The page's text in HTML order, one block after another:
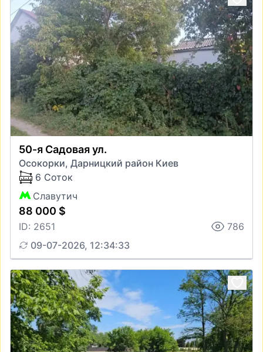
50-я Садовая ул.
Осокорки, Дарницкий район Киев
6 Соток
Славутич
88 000 $
ID: 2651
786
09-07-2026, 12:34:33